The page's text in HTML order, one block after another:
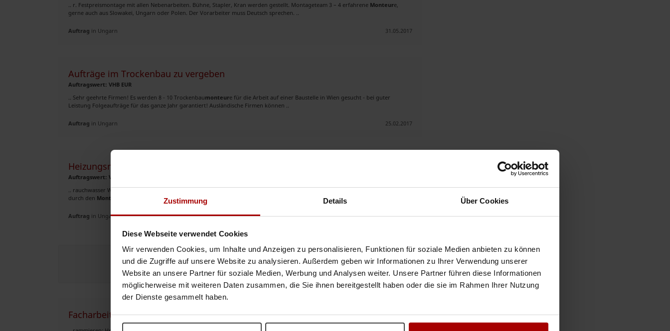
Zustimmung Details Über Cookies
Diese Webseite verwendet Cookies
Wir verwenden Cookies, um Inhalte und Anzeigen zu personalisieren, Funktionen für soziale Medien anbieten zu können
und die Zugriffe auf unsere Website zu analysieren. Außerdem geben wir Informationen zu Ihrer Verwendung unserer
Website an unsere Partner für soziale Medien, Werbung und Analysen weiter. Unsere Partner führen diese Informationen
möglicherweise mit weiteren Daten zusammen, die Sie ihnen bereitgestellt haben oder die sie im Rahmen Ihrer Nutzung
der Dienste gesammelt haben.
.. r. Festpreismontage mit allen Nebenarbeiten. Bühne, Stapler, Kran werden gestellt. Montageteam 3 – 4 erfahrene Monteure,
gerne auch aus Slowakei, Ungarn oder Polen. Der Vorarbeiter muss Deutsch sprechen. ..
Auftrag in Ungarn 31.05.2017
Aufträge im Trockenbau zu vergeben
Auftragswert: VHB EUR
.. Sehr geehrte Firmen! Es werden 8 - 10 Trockenbaumonteure für die Arbeit auf einer Baustelle in Wien gesucht - bei guter
Leistung Folgeaufträge für das ganze Jahr garantiert! Ausländische Firmen können ..
Auftrag in Ungarn 25.02.2017
Heizungsmonteur gesucht in Ungarn Siofok
Auftragswert: VHB EUR
.. rauchwasser Warmwasser zuständig.Sie müsste demontiert werden und gegen eine neue ausgetauscht. Die Gastherme müsste
durch den Monteur vor Ort besorgt werden. Das Haus befindet sich in 8130 Enying Ungarn. ..
Auftrag in Ungarn 28.06.2016
Jetzt registrieren und sofort starten
Facharbeiter aus Ungarn